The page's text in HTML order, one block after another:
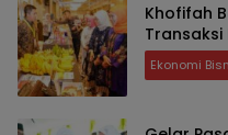
Khofifah
Transaksi
Ekonomi